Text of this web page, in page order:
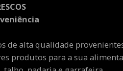
de alta qualidade
produtos para a sua